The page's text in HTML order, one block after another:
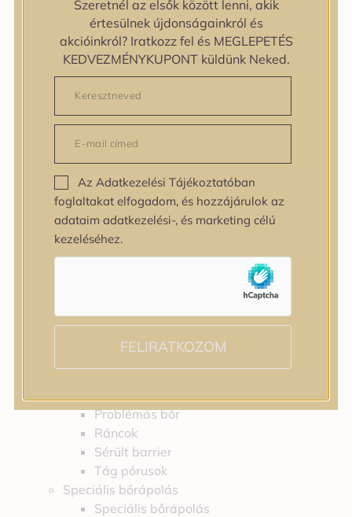
zipiderm
Bőrállapot
Bőrállapot
Bőrtípus
Bőrtípus
Kombinált
Száraz
Zsíros
Bőrprobléma
Bőrprobléma
Bőrpír
Dehidratált bőr
Érzékeny bőr
Fakóság
Problémás bőr
Ráncok
Sérült barrier
Tág pórusok
Speciális bőrápolás
Speciális bőrápolás
Szeretnél az elsők között lenni, akik
értesülnek újdonságainkról és
akcióinkról? Iratkozz fel és MEGLEPETÉS
KEDVEZMÉNYKUPONT küldünk Neked.
Az Adatkezelési Tájékoztatóban
foglaltakat elfogadom, és hozzájárulok az
adataim adatkezelési-, és marketing célú
kezeléséhez.
FELIRATKOZOM